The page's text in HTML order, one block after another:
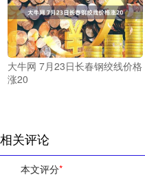
大牛网 7月23日长春钢绞线价格
涨20
相关评论
本文评分*